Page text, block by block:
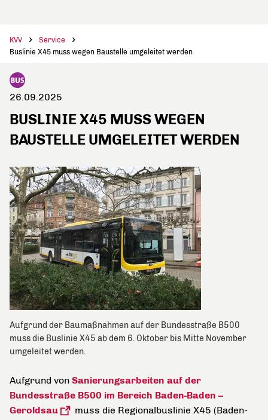
KVV
Service
Buslinie X45 muss wegen Baustelle umgeleitet werden
26.09.2025
BUSLINIE X45 MUSS WEGEN
BAUSTELLE UMGELEITET WERDEN
Aufgrund der Baumaßnahmen auf der Bundesstraße B500
muss die Buslinie X45 ab dem 6. Oktober bis Mitte November
umgeleitet werden.
Aufgrund von Sanierungsarbeiten auf der
Bundesstraße B500 im Bereich Baden-Baden –
Geroldsau
muss die Regionalbuslinie X45 (Baden-